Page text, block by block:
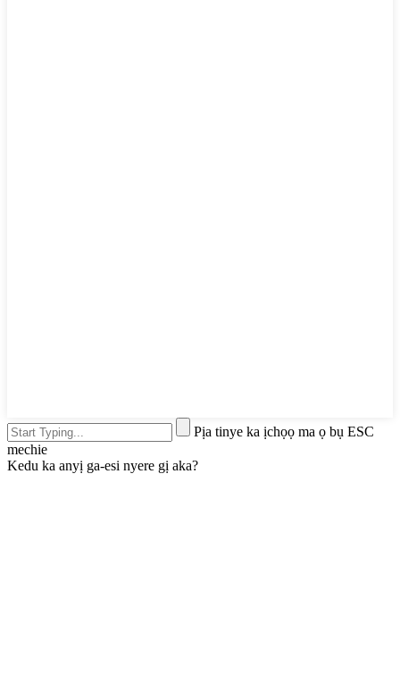
Pịa tinye ka ịchọọ ma ọ bụ ESC
mechie
Kedu ka anyị ga-esi nyere gị aka?